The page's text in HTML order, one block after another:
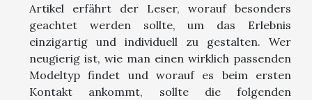
Artikel erfährt der Leser, worauf besonders
geachtet werden sollte, um das Erlebnis
einzigartig und individuell zu gestalten. Wer
neugierig ist, wie man einen wirklich passenden
Modeltyp findet und worauf es beim ersten
Kontakt ankommt, sollte die folgenden